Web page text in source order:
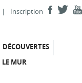
| Inscription
DÉCOUVERTES
LE MUR